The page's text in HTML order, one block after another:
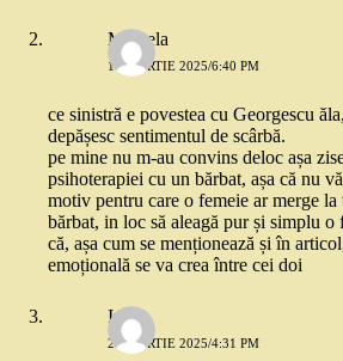
Mihaela
17 MARTIE 2025/6:40 PM
ce sinistră e povestea cu Georgescu
depășesc sentimentul de scârbă.
pe mine nu m-au convins deloc așa
psihoterapiei cu un bărbat, așa că nu
motiv pentru care o femeie ar merge la
bărbat, in loc să aleagă pur și simplu o
că, așa cum se menționează și în
emoțională se va crea între cei doi
Iulia
28 MARTIE 2025/4:31 PM